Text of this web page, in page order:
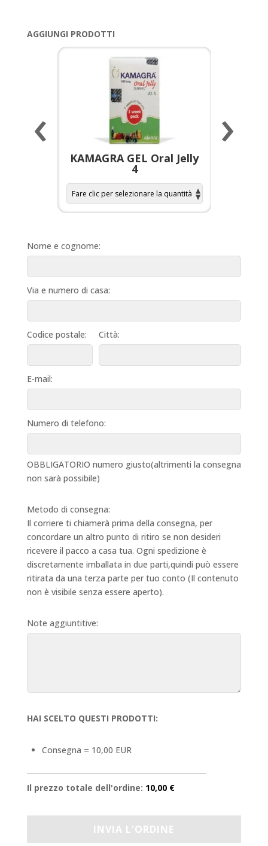
AGGIUNGI PRODOTTI
KAMAGRA GEL Oral Jelly
4
‹ ›
Nome e cognome:
Via e numero di casa:
Codice postale: Città:
E-mail:
Numero di telefono:
OBBLIGATORIO numero giusto(altrimenti la consegna
non sarà possibile)
Metodo di consegna:
Il corriere ti chiamerà prima della consegna, per
concordare un altro punto di ritiro se non desideri
ricevere il pacco a casa tua. Ogni spedizione è
discretamente imballata in due parti,quindi può essere
ritirata da una terza parte per tuo conto (Il contenuto
non è visibile senza essere aperto).
Note aggiuntitive:
HAI SCELTO QUESTI PRODOTTI:
Consegna = 10,00 EUR
Il prezzo totale dell'ordine: 10,00 €